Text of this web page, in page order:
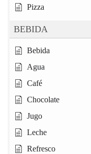
Pizza
BEBIDA
Bebida
Agua
Café
Chocolate
Jugo
Leche
Refresco